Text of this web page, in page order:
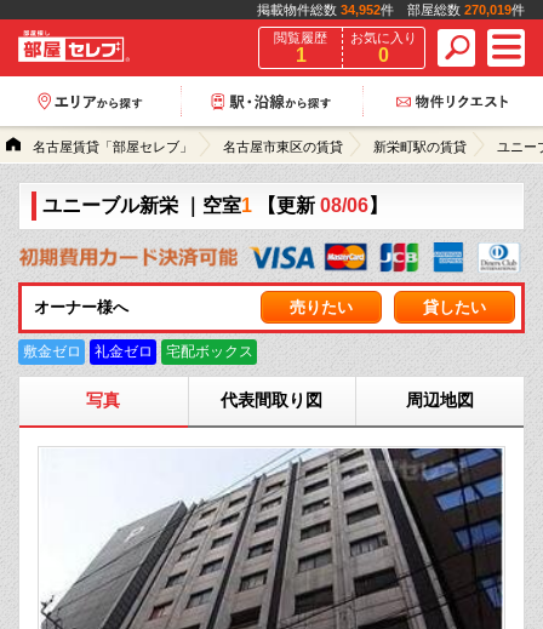
掲載物件総数 34,952件 部屋総数 270,019件
閲覧履歴
1
お気に入り
0
名古屋賃貸「部屋セレブ」 名古屋市東区の賃貸 新栄町駅の賃貸 ユニー
ユニーブル新栄 ｜空室1 【更新 08/06】
オーナー様へ 売りたい 貸したい
敷金ゼロ 礼金ゼロ 宅配ボックス
写真 代表間取り図 周辺地図